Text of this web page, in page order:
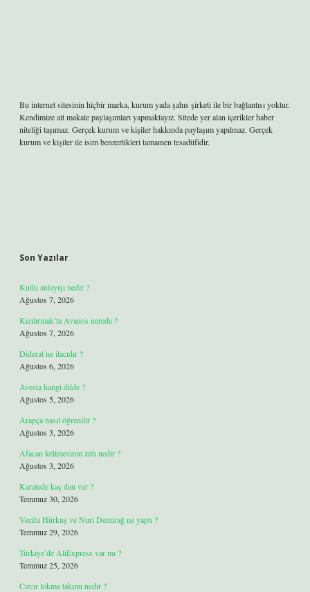
Bu internet sitesinin hiçbir marka, kurum yada şahıs şirketi ile bir bağlantısı yoktur.
Kendimize ait makale paylaşımları yapmaktayız. Sitede yer alan içerikler haber
niteliği taşımaz. Gerçek kurum ve kişiler hakkında paylaşım yapılmaz. Gerçek
kurum ve kişiler ile isim benzerlikleri tamamen tesadüfidir.
Son Yazılar
Kutlu anlayışı nedir ?
Ağustos 7, 2026
Kızılırmak’ta Avanos nerede ?
Ağustos 7, 2026
Dideral ne ilacıdır ?
Ağustos 6, 2026
Avesta hangi dilde ?
Ağustos 5, 2026
Arapça nasıl öğrenilir ?
Ağustos 3, 2026
Afacan kelimesinin zıttı nedir ?
Ağustos 3, 2026
Karatede kaç dan var ?
Temmuz 30, 2026
Vecihi Hürkuş ve Nuri Demirağ ne yaptı ?
Temmuz 29, 2026
Türkiye’de AliExpress var mı ?
Temmuz 25, 2026
Cırcır lokma takımı nedir ?